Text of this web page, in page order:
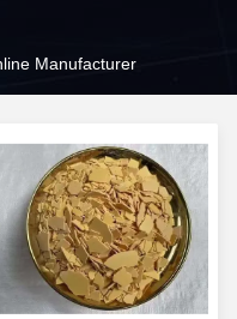
Manufacturer